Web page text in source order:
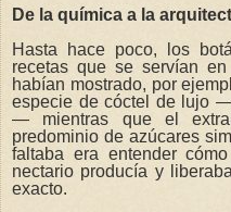
De la química a la
Hasta hace poco, los
recetas que se servían
habían mostrado, por
especie de cóctel de lujo
— mientras que el
predominio de azúcares
faltaba era entender
nectario producía y
exacto.